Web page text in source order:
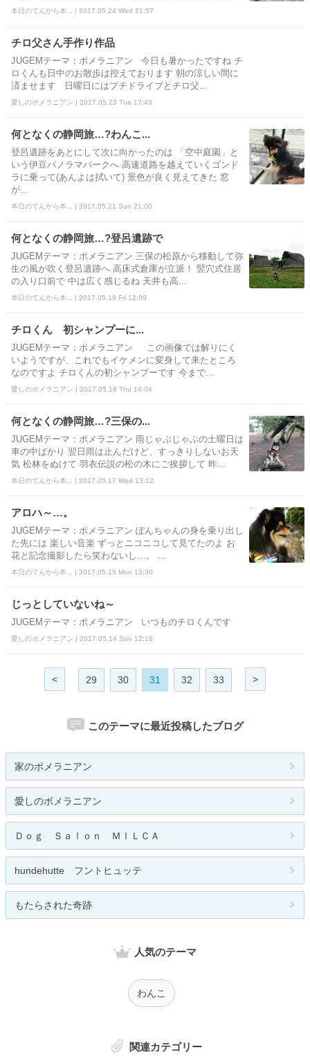
本日のてんから本... | 2017.05.24 Wed 21:57
チロ父さん手作り作品
JUGEMテーマ：ポメラニアン 今日も暑かったですね チ
ロくんも日中のお散歩は控えております 朝の涼しい間に
済ませます 日曜日にはプチドライブとチロ父...
愛しのポメラニアン | 2017.05.23 Tue 17:43
何となくの静岡旅…?わんこ...
登呂遺跡をあとにして次に向かったのは 「空中庭園」と
いう伊豆パノラマパークへ 高速道路を越えていくゴンド
ラに乗って(あんよは拭いて) 景色が良く見えてきた 窓
が...
本日のてんから本... | 2017.05.21 Sun 21:00
何となくの静岡旅…?登呂遺跡で
JUGEMテーマ：ポメラニアン 三保の松原から移動して弥
生の風が吹く登呂遺跡へ 高床式倉庫が立派！ 竪穴式住居
の入り口前で 中は広く感じるね 天井も高...
本日のてんから本... | 2017.05.19 Fri 12:09
チロくん 初シャンプーに...
JUGEMテーマ：ポメラニアン この画像では解りにく
いようですが、これでもイケメンに変身して来たところ
なのですよ チロくんの初シャンプーです 今まで...
愛しのポメラニアン | 2017.05.18 Thu 14:04
何となくの静岡旅…?三保の...
JUGEMテーマ：ポメラニアン 雨じゃぶじゃぶの土曜日は
車の中ばかり 翌日雨は止んだけど、すっきりしないお天
気 松林をぬけて 羽衣伝説の松の木にご挨拶して 昨...
本日のてんから本... | 2017.05.17 Wed 13:12
アロハ～…。
JUGEMテーマ：ポメラニアン ぽんちゃんの身を乗り出し
た先には 楽しい音楽 ずっとニコニコして見てたのよ お
花と記念撮影したら笑わないし…。 ...
本日のてんから本... | 2017.05.15 Mon 13:30
じっとしていないね～
JUGEMテーマ：ポメラニアン いつものチロくんです
愛しのポメラニアン | 2017.05.14 Sun 12:18
< 29 30 31 32 33 >
このテーマに最近投稿したブログ
家のポメラニアン
愛しのポメラニアン
Ｄｏｇ Ｓａｌｏｎ ＭＩＬＣＡ
hundehutte フントヒュッテ
もたらされた奇跡
人気のテーマ
わんこ
関連カテゴリー